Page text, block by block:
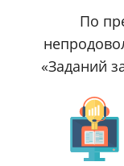
По
«Заданий